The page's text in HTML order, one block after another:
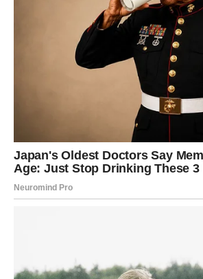
emotivna povezanost, osećaj da ste
voljeni baš takvi kakvi jeste.
Ljubav koja leči
Ribe tokom februara ulaze u period u
prestaje da boli, da zbunjuje ili da
u vezi, odnos postaje mekši, topliji i
pokazuje više razumevanja, pažnje i
slobodni, moguće je upoznavanje
prirodno, bez potrebe da se menjate ili